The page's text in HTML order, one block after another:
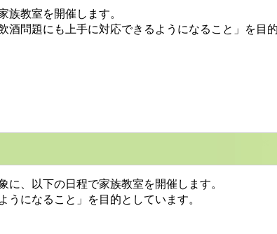
教室を開催します。
問題にも上手に対応できるようになること」を目的
、以下の日程で家族教室を開催します。
になること」を目的としています。